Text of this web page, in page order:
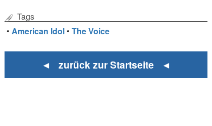
Tags
•American Idol •The Voice
◄ zurück zur Startseite ◄